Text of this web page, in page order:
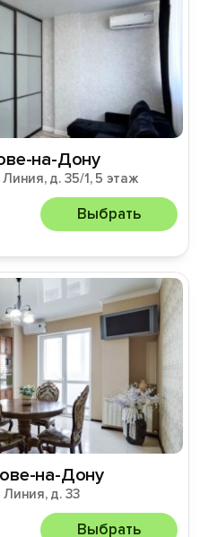
на-Дону
д. 35/1, 5 этаж
Выбрать
на-Дону
д. 33
Выбрать